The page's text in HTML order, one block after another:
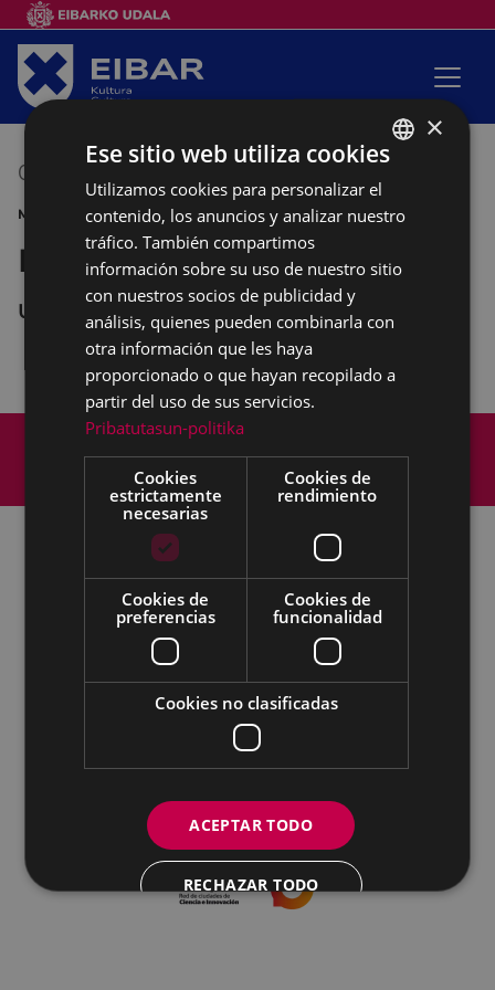
03/07/2016
MÚSICA CONCIERTO
Banda de txistularis Usartza
UNTZAGA
Mapa del Sitio
Política de cookies
Contacto
Accesibilidad
Cultura - Untzaga plaza, 1 | 20600 Eibar
943 70 84 39 / 943 70 84 00 (Pegora) | Fax: 943 70 84 16
kultura@eibar.eus pegora@eibar.eus
IFZ: P2003100A | DIR3 L01200300
BASQUE
SPANISH
×
Ese sitio web utiliza cookies
Utilizamos cookies para personalizar el
contenido, los anuncios y analizar nuestro
tráfico. También compartimos
información sobre su uso de nuestro sitio
con nuestros socios de publicidad y
análisis, quienes pueden combinarla con
otra información que les haya
proporcionado o que hayan recopilado a
partir del uso de sus servicios.
Pribatutasun-politika
Cookies
estrictamente
necesarias
Cookies de
rendimiento
Cookies de
preferencias
Cookies de
funcionalidad
Cookies no clasificadas
ACEPTAR TODO
RECHAZAR TODO